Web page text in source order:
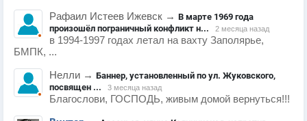
Рафаил Истеев Ижевск → В марте 1969 года
произошёл пограничный конфликт н...
2 месяца назад
в 1994-1997 годах летал на вахту Заполярье,
БМПК, ...
Нелли → Баннер, установленный по ул. Жуковского,
посвящен ...
3 месяца назад
Благослови, ГОСПОДЬ, живым домой вернуться!!!